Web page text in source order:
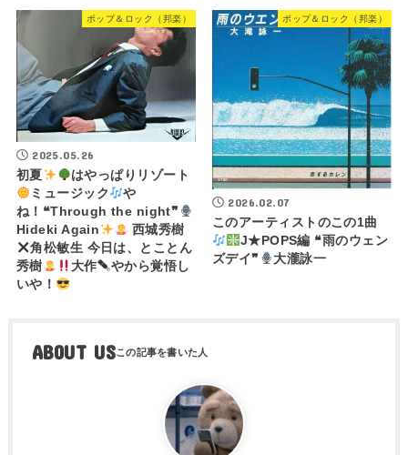
ポップ＆ロック（邦楽）
2025.05.26
初夏
はやっぱりリゾート
ミュージック
や
ね！❝Through the night❞
Hideki Again
西城秀樹
角松敏生 今日は、とことん
秀樹
大作
やから覚悟し
いや！
ポップ＆ロック（邦楽）
2026.02.07
このアーティストのこの1曲
J★POPS編 ❝雨のウェン
ズデイ❞
大瀧詠一
ABOUT US